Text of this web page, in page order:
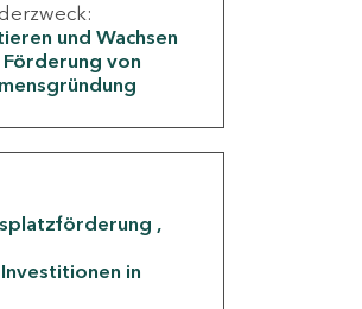
und Wachsen
Förderung von
Investitionen in